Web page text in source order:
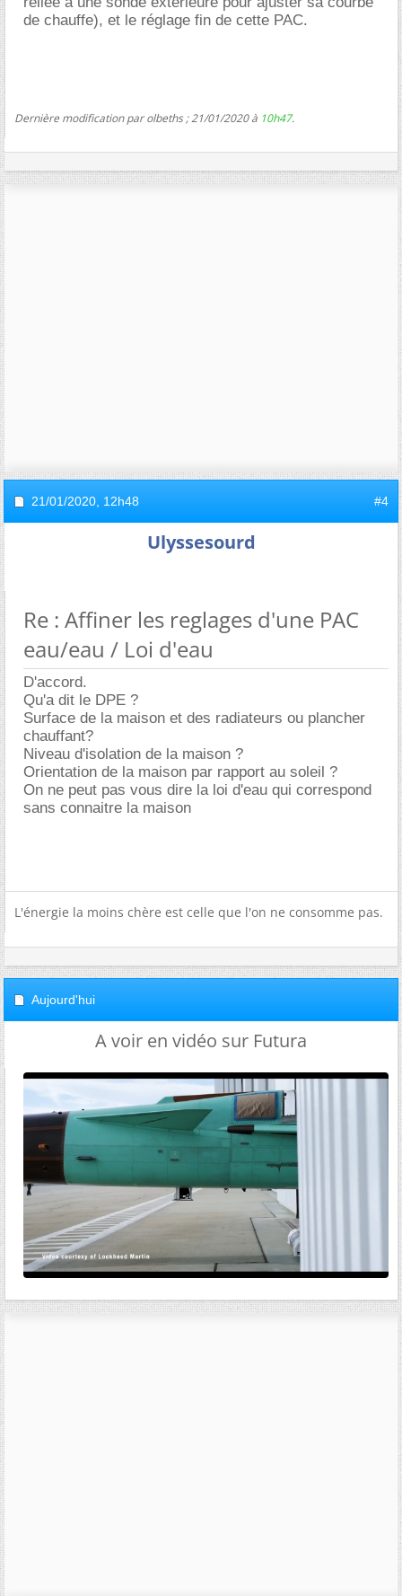
de chauffe), et le réglage fin de cette PAC.
Dernière modification par olbeths ; 21/01/2020 à 10h47.
21/01/2020, 12h48 #4
Ulyssesourd
Re : Affiner les reglages d'une PAC
eau/eau / Loi d'eau
D'accord.
Qu'a dit le DPE ?
Surface de la maison et des radiateurs ou plancher
chauffant?
Niveau d'isolation de la maison ?
Orientation de la maison par rapport au soleil ?
On ne peut pas vous dire la loi d'eau qui correspond
sans connaitre la maison
L'énergie la moins chère est celle que l'on ne consomme pas.
Aujourd'hui
A voir en vidéo sur Futura